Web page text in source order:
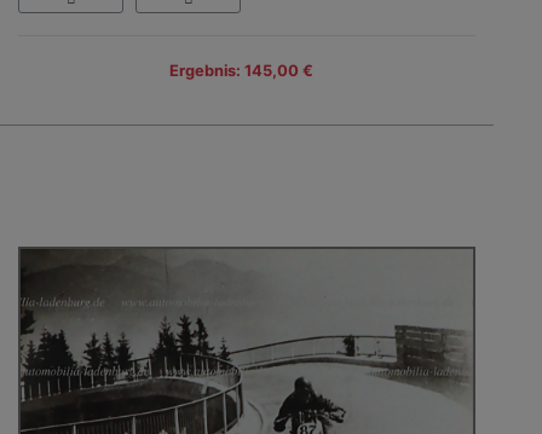
Ergebnis: 145,00 €